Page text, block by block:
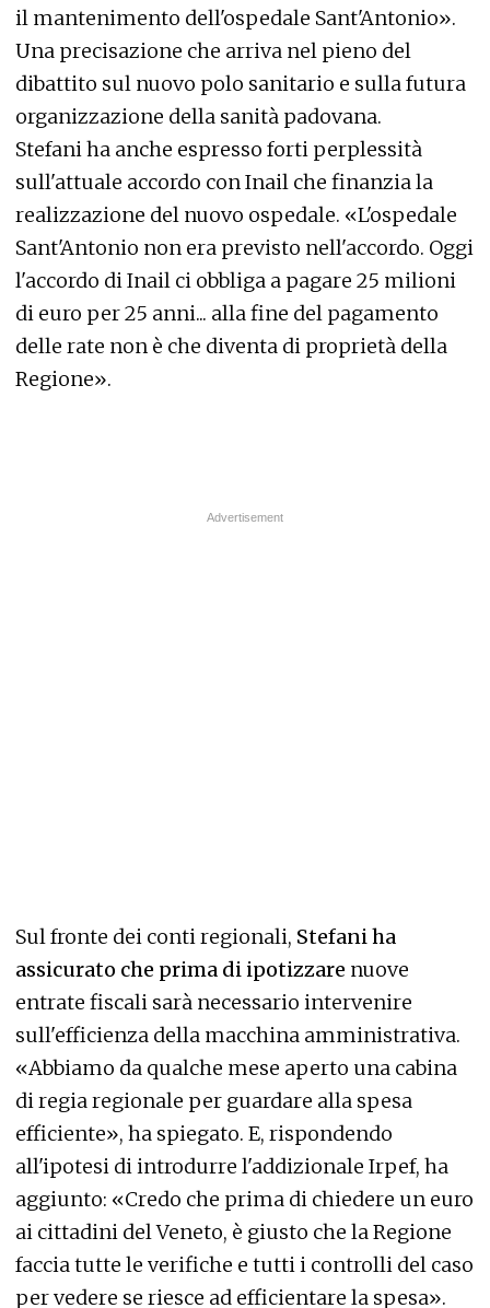
il mantenimento dell'ospedale Sant'Antonio».
Una precisazione che arriva nel pieno del
dibattito sul nuovo polo sanitario e sulla futura
organizzazione della sanità padovana.
Stefani ha anche espresso forti perplessità
sull'attuale accordo con Inail che finanzia la
realizzazione del nuovo ospedale. «L'ospedale
Sant'Antonio non era previsto nell'accordo. Oggi
l'accordo di Inail ci obbliga a pagare 25 milioni
di euro per 25 anni... alla fine del pagamento
delle rate non è che diventa di proprietà della
Regione».
Sul fronte dei conti regionali, Stefani ha
assicurato che prima di ipotizzare nuove
entrate fiscali sarà necessario intervenire
sull'efficienza della macchina amministrativa.
«Abbiamo da qualche mese aperto una cabina
di regia regionale per guardare alla spesa
efficiente», ha spiegato. E, rispondendo
all'ipotesi di introdurre l'addizionale Irpef, ha
aggiunto: «Credo che prima di chiedere un euro
ai cittadini del Veneto, è giusto che la Regione
faccia tutte le verifiche e tutti i controlli del caso
per vedere se riesce ad efficientare la spesa».